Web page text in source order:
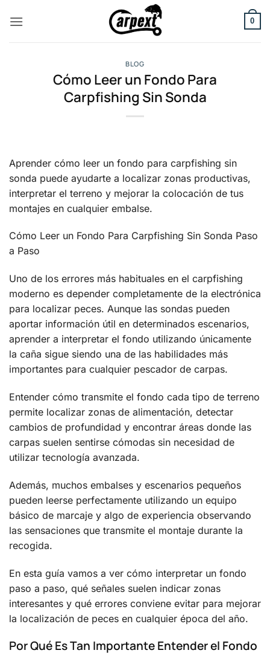
0
BLOG
Cómo Leer un Fondo Para
Carpfishing Sin Sonda
Aprender cómo leer un fondo para carpfishing sin
sonda puede ayudarte a localizar zonas productivas,
interpretar el terreno y mejorar la colocación de tus
montajes en cualquier embalse.
Cómo Leer un Fondo Para Carpfishing Sin Sonda Paso
a Paso
Uno de los errores más habituales en el carpfishing
moderno es depender completamente de la electrónica
para localizar peces. Aunque las sondas pueden
aportar información útil en determinados escenarios,
aprender a interpretar el fondo utilizando únicamente
la caña sigue siendo una de las habilidades más
importantes para cualquier pescador de carpas.
Entender cómo transmite el fondo cada tipo de terreno
permite localizar zonas de alimentación, detectar
cambios de profundidad y encontrar áreas donde las
carpas suelen sentirse cómodas sin necesidad de
utilizar tecnología avanzada.
Además, muchos embalses y escenarios pequeños
pueden leerse perfectamente utilizando un equipo
básico de marcaje y algo de experiencia observando
las sensaciones que transmite el montaje durante la
recogida.
En esta guía vamos a ver cómo interpretar un fondo
paso a paso, qué señales suelen indicar zonas
interesantes y qué errores conviene evitar para mejorar
la localización de peces en cualquier época del año.
Por Qué Es Tan Importante Entender el Fondo